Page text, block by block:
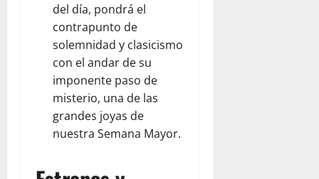
del día, pondrá el
contrapunto de
solemnidad y clasicismo
con el andar de su
imponente paso de
misterio, una de las
grandes joyas de
nuestra Semana Mayor.